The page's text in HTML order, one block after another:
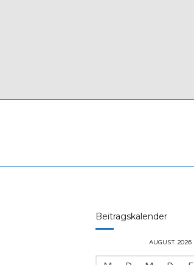
Beitragskalender
AUGUST 2026